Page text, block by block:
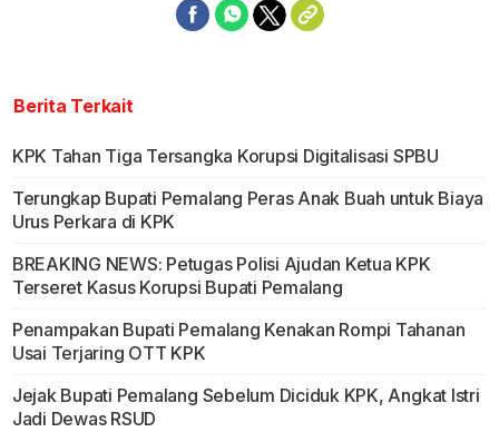
Berita Terkait
KPK Tahan Tiga Tersangka Korupsi Digitalisasi SPBU
Terungkap Bupati Pemalang Peras Anak Buah untuk Biaya
Urus Perkara di KPK
BREAKING NEWS: Petugas Polisi Ajudan Ketua KPK
Terseret Kasus Korupsi Bupati Pemalang
Penampakan Bupati Pemalang Kenakan Rompi Tahanan
Usai Terjaring OTT KPK
Jejak Bupati Pemalang Sebelum Diciduk KPK, Angkat Istri
Jadi Dewas RSUD